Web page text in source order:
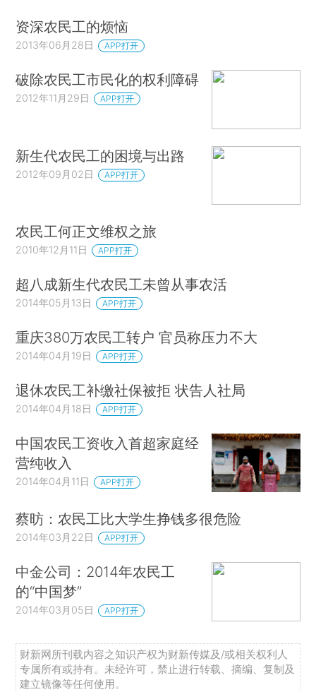
资深农民工的烦恼
2013年06月28日 APP打开
破除农民工市民化的权利障碍
2012年11月29日 APP打开
新生代农民工的困境与出路
2012年09月02日 APP打开
农民工何正文维权之旅
2010年12月11日 APP打开
超八成新生代农民工未曾从事农活
2014年05月13日 APP打开
重庆380万农民工转户 官员称压力不大
2014年04月19日 APP打开
退休农民工补缴社保被拒 状告人社局
2014年04月18日 APP打开
中国农民工资收入首超家庭经
营纯收入
2014年04月11日 APP打开
蔡昉：农民工比大学生挣钱多很危险
2014年03月22日 APP打开
中金公司：2014年农民工
的“中国梦”
2014年03月05日 APP打开
财新网所刊载内容之知识产权为财新传媒及/或相关权利人
专属所有或持有。未经许可，禁止进行转载、摘编、复制及
建立镜像等任何使用。